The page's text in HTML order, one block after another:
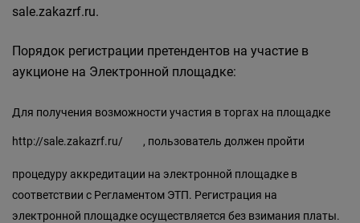
sale.zakazrf.ru.
Порядок регистрации претендентов на участие в
аукционе на Электронной площадке:
Для получения возможности участия в торгах на площадке
http://sale.zakazrf.ru/ , пользователь должен пройти
процедуру аккредитации на электронной площадке в
соответствии с Регламентом ЭТП. Регистрация на
электронной площадке осуществляется без взимания платы.